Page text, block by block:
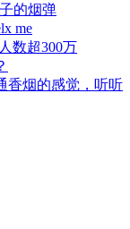
的烟弹
me
数超300万
香烟的感觉，听听